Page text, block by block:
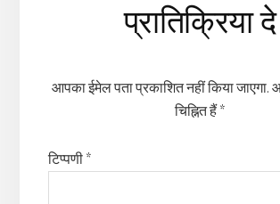
Interactions
प्रातिक्रिया दे
आपका ईमेल पता प्रकाशित नहीं किया जाएगा.
चिह्नित हैं *
टिप्पणी *